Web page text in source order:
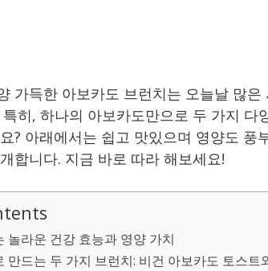
가득한 아보카도 브런치는 오늘날 많
히, 하나의 아보카도만으로 두 가지 다
? 아래에서는 쉽고 맛있으며 영양도 풍
합니다. 지금 바로 따라 해보세요!
놀라운 건강 효능과 영양 가치
만드는 두 가지 브런치: 비건 아보카도 토스트